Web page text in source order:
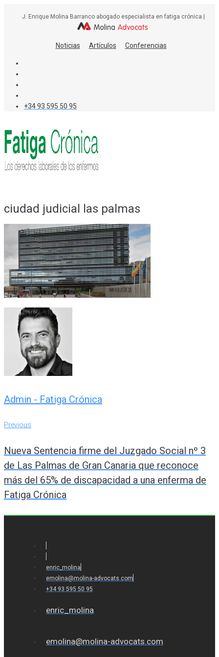
J. Enrique Molina Barranco abogado especialista en fatiga crónica |
Noticias Artículos Conferencias
+34 93 595 50 95
ciudad judicial las palmas
Admin - Fatiga Crónica
Navegación
entradas
Previous
Previous
Nueva Sentencia firme del Juzgado Social nº 3
de Las Palmas de Gran Canaria que reconoce
más del 65% de discapacidad a una enferma de
Fatiga Crónica
enric_molina
emolina@molina-advocats.com
+34 93 595 50 95
enric_molina
emolina@molina-advocats.com